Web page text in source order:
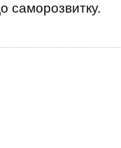
саморозвитку.